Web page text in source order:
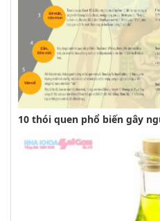
10 thói quen phổ biến gây